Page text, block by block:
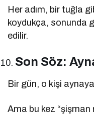
Her adım, bir tuğla
koydukça, sonunda
edilir.
Son Söz:
Bir gün, o kişi
Ama bu kez “şişman